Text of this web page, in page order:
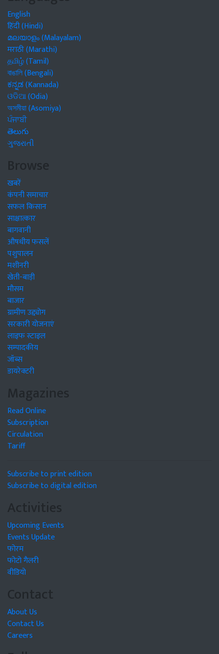
English
हिंदी (Hindi)
മലയാളം (Malayalam)
मराठी (Marathi)
தமிழ் (Tamil)
বাঙালি (Bengali)
ಕನ್ನಡ (Kannada)
ଓଡିଆ (Odia)
অসমীয়া (Asomiya)
ਪੰਜਾਬੀ
తెలుగు
ગુજરાતી
Browse
खबरें
कंपनी समाचार
सफल किसान
साक्षात्कार
बागवानी
औषधीय फसलें
पशुपालन
मशीनरी
खेती-बाड़ी
मौसम
बाजार
ग्रामीण उद्द्योग
सरकारी योजनाएं
लाइफ स्टाइल
सम्पादकीय
जॉब्स
डायरेक्टरी
Magazines
Read Online
Subscription
Circulation
Tariff
Subscribe to print edition
Subscribe to digital edition
Activities
Upcoming Events
Events Update
फोरम
फोटो गैलरी
वीडियो
Contact
About Us
Contact Us
Careers